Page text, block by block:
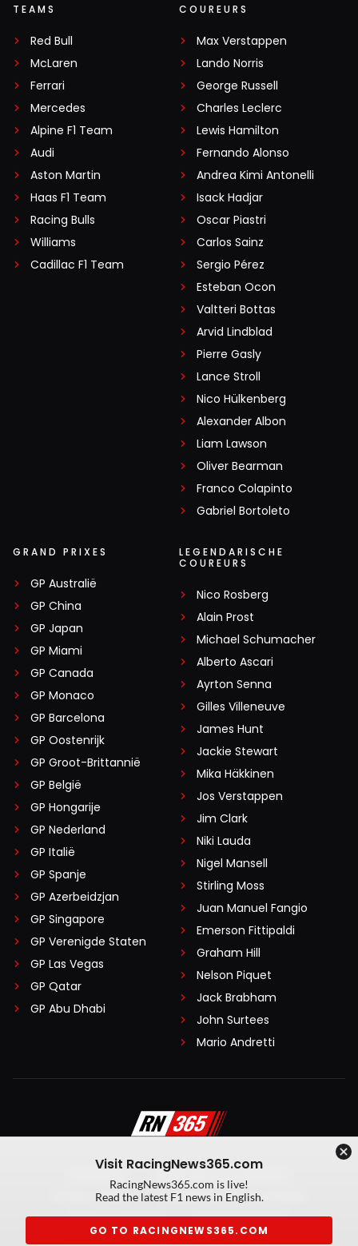
TEAMS
Red Bull
McLaren
Ferrari
Mercedes
Alpine F1 Team
Audi
Aston Martin
Haas F1 Team
Racing Bulls
Williams
Cadillac F1 Team
COUREURS
Max Verstappen
Lando Norris
George Russell
Charles Leclerc
Lewis Hamilton
Fernando Alonso
Andrea Kimi Antonelli
Isack Hadjar
Oscar Piastri
Carlos Sainz
Sergio Pérez
Esteban Ocon
Valtteri Bottas
Arvid Lindblad
Pierre Gasly
Lance Stroll
Nico Hülkenberg
Alexander Albon
Liam Lawson
Oliver Bearman
Franco Colapinto
Gabriel Bortoleto
GRAND PRIXES
GP Australië
GP China
GP Japan
GP Miami
GP Canada
GP Monaco
GP Barcelona
GP Oostenrijk
GP Groot-Brittannië
GP België
GP Hongarije
GP Nederland
GP Italië
GP Spanje
GP Azerbeidzjan
GP Singapore
GP Verenigde Staten
GP Las Vegas
GP Qatar
GP Abu Dhabi
LEGENDARISCHE
COUREURS
Nico Rosberg
Alain Prost
Michael Schumacher
Alberto Ascari
Ayrton Senna
Gilles Villeneuve
James Hunt
Jackie Stewart
Mika Häkkinen
Jos Verstappen
Jim Clark
Niki Lauda
Nigel Mansell
Stirling Moss
Juan Manuel Fangio
Emerson Fittipaldi
Graham Hill
Nelson Piquet
Jack Brabham
John Surtees
Mario Andretti
Algemene voorwaarden
Privacy Policy
Created by On Your Marks
Privacy manager
Kansspeluitingen
Visit RacingNews365.com
RacingNews365.com is live!
Read the latest F1 news in English.
GO TO RACINGNEWS365.COM